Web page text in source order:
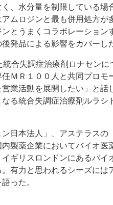
、水分量を制限している場
ムロジンと最も併用処方が
とうまくコラボレーショ
発品による影響をカバーし
合失調症治療剤ロナセンに
ＭＲ１００人と共同プロモ
業活動を展開したい」と
る統合失調症治療剤ルラ
日本法人」、アステラスの
製薬企業においてバイオ医
ギリスロンドンにあるバ
有力と思われるシーズには
った。